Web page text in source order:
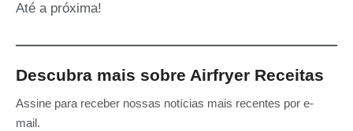
Até a próxima!
Descubra mais sobre Airfryer Receitas
Assine para receber nossas notícias mais recentes por e-
mail.